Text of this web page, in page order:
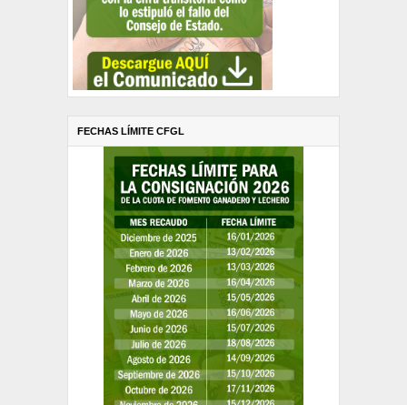
FECHAS LÍMITE CFGL